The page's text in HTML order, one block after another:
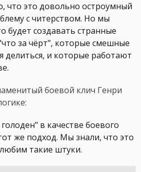
что это довольно остроумный
с читерством. Но мы
будет создавать странные
за чёрт", которые смешные
делиться, и которые работают
боевой клич Генри
в качестве боевого
же подход. Мы знали, что это
такие штуки.